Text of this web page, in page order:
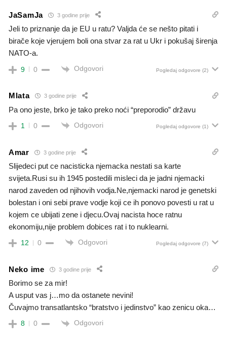
JaSamJa 3 godine prije
Jeli to priznanje da je EU u ratu? Valjda će se nešto pitati i
birače koje vjerujem boli ona stvar za rat u Ukr i pokušaj širenja
NATO-a.
9 0 Odgovori Pogledaj odgovore (2)
Mlata 3 godine prije
Pa ono jeste, brko je tako preko noći “preporodio” državu
1 0 Odgovori Pogledaj odgovore (1)
Amar 3 godine prije
Slijedeci put ce nacisticka njemacka nestati sa karte
svijeta.Rusi su ih 1945 postedili misleci da je jadni njemacki
narod zaveden od njihovih vodja.Ne,njemacki narod je genetski
bolestan i oni sebi prave vodje koji ce ih ponovo povesti u rat u
kojem ce ubijati zene i djecu.Ovaj nacista hoce ratnu
ekonomiju,nije problem dobices rat i to nuklearni.
12 0 Odgovori Pogledaj odgovore (7)
Neko ime 3 godine prije
Borimo se za mir!
A usput vas j…mo da ostanete nevini!
Čuvajmo transatlantsko “bratstvo i jedinstvo” kao zenicu oka…
8 0 Odgovori